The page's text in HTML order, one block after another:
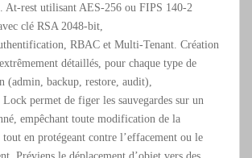
At-rest utilisant AES-256 ou FIPS 140-2
clé RSA 2048-bit,
RBAC et Multi-Tenant. Création
détaillés, pour chaque type de
(admin, backup, restore, audit),
permet de figer les sauvegardes sur un
empêchant toute modification de la
en protégeant contre l’effacement ou le